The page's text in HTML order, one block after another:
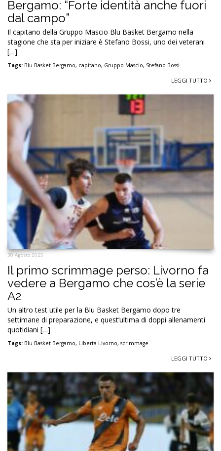
Bergamo: “Forte identità anche fuori
dal campo”
Il capitano della Gruppo Mascio Blu Basket Bergamo nella
stagione che sta per iniziare è Stefano Bossi, uno dei veterani
[…]
Tags: Blu Basket Bergamo, capitano, Gruppo Mascio, Stefano Bossi
LEGGI TUTTO
30 Agosto 2025
Il primo scrimmage perso: Livorno fa
vedere a Bergamo che cos’è la serie
A2
Un altro test utile per la Blu Basket Bergamo dopo tre
settimane di preparazione, e quest’ultima di doppi allenamenti
quotidiani […]
Tags: Blu Basket Bergamo, Liberta Livorno, scrimmage
LEGGI TUTTO